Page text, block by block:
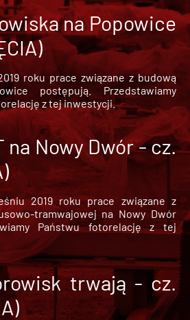
na Popowice
roku prace związane z budową
postępują. Przedstawiamy
z tej inwestycji.
na Nowy Dwór - cz.
2019 roku prace związane z
tramwajowej na Nowy Dwór
Państwu fotorelację z tej
trwają - cz.